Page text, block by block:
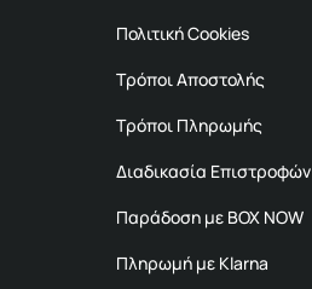
Πολιτική Cookies
Τρόποι Αποστολής
Τρόποι Πληρωμής
Διαδικασία Επιστροφών
Παράδοση με BOX NOW
Πληρωμή με Klarna